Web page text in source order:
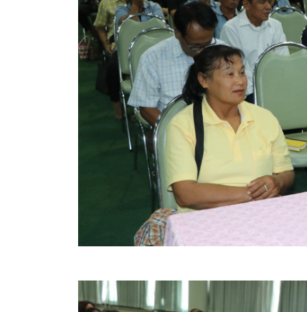
แบบฟอร์มการชำระภาษีฯ
การบริการแบบเบ็ดเสร็จ (One Stop Service)
หนังสือสั่งการ
สรุปผลการปฏิบัติงานประจำเดือน GPS
ระเบียบพัสดุฯ การจัดซื้อจัดจ้าง
การเสริมสร้างคุณธรรมจริยธรรม
ITA : การประเมินคุณธรรมและความโปร่งใสในการ
การจัดการความรู้ (KM)